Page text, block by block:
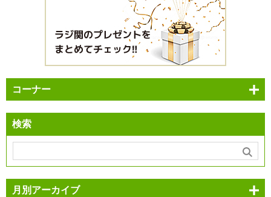
コーナー
検索
月別アーカイブ